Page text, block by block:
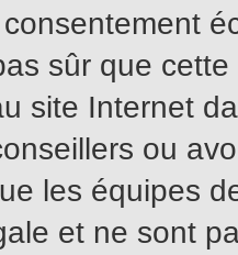
sûr que
site Internet
ou
les équipes
et ne sont